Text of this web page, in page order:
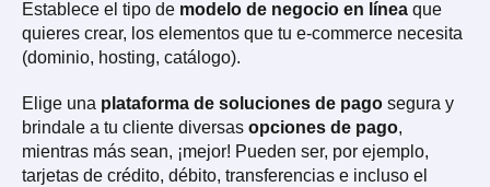
Establece el tipo de modelo de negocio en línea que
quieres crear, los elementos que tu e-commerce necesita
(dominio, hosting, catálogo).
Elige una plataforma de soluciones de pago segura y
brindale a tu cliente diversas opciones de pago,
mientras más sean, ¡mejor! Pueden ser, por ejemplo,
tarjetas de crédito, débito, transferencias e incluso el